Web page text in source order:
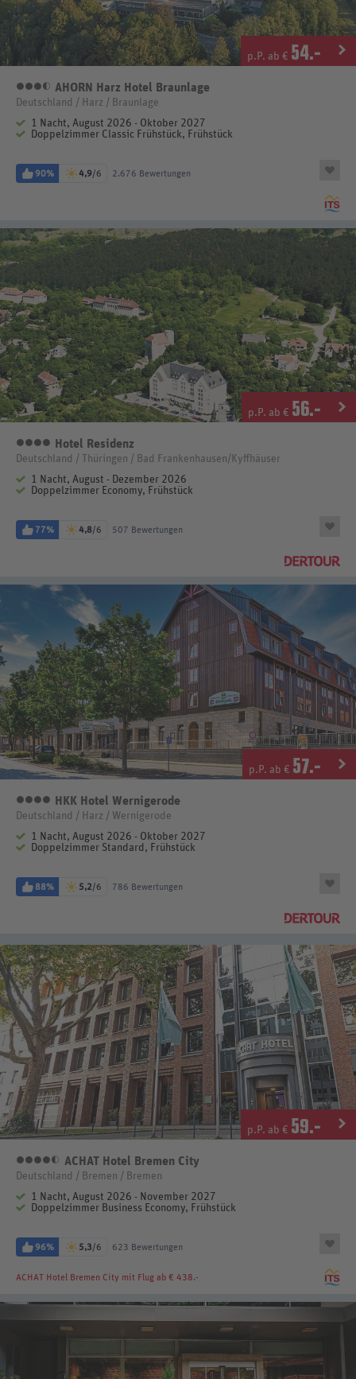
p.P. ab € 54.-
3,5 Sterne
AHORN Harz Hotel Braunlage
Deutschland / Harz / Braunlage
1 Nacht, August 2026 - Oktober 2027
Doppelzimmer Classic Frühstück, Frühstück
90% 4,9/6 2.676 Bewertungen
p.P. ab € 56.-
4 Sterne
Hotel Residenz
Deutschland / Thüringen / Bad Frankenhausen/Kyffhäuser
1 Nacht, August - Dezember 2026
Doppelzimmer Economy, Frühstück
77% 4,8/6 507 Bewertungen
p.P. ab € 57.-
4 Sterne
HKK Hotel Wernigerode
Deutschland / Harz / Wernigerode
1 Nacht, August 2026 - Oktober 2027
Doppelzimmer Standard, Frühstück
88% 5,2/6 786 Bewertungen
p.P. ab € 59.-
4,5 Sterne
ACHAT Hotel Bremen City
Deutschland / Bremen / Bremen
1 Nacht, August 2026 - November 2027
Doppelzimmer Business Economy, Frühstück
96% 5,3/6 623 Bewertungen
ACHAT Hotel Bremen City mit Flug ab € 438.-